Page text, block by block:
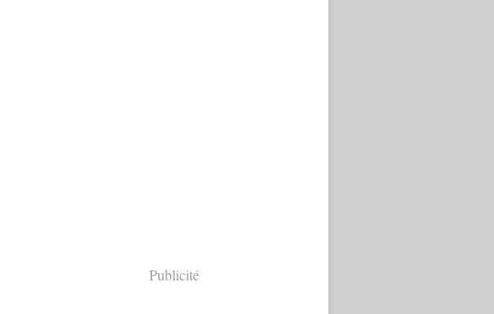
Publicité